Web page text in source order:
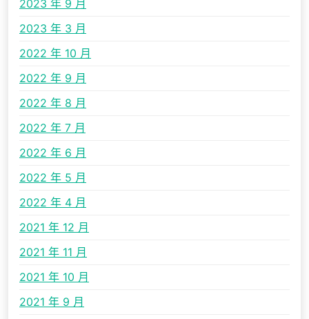
2023 年 9 月
2023 年 3 月
2022 年 10 月
2022 年 9 月
2022 年 8 月
2022 年 7 月
2022 年 6 月
2022 年 5 月
2022 年 4 月
2021 年 12 月
2021 年 11 月
2021 年 10 月
2021 年 9 月